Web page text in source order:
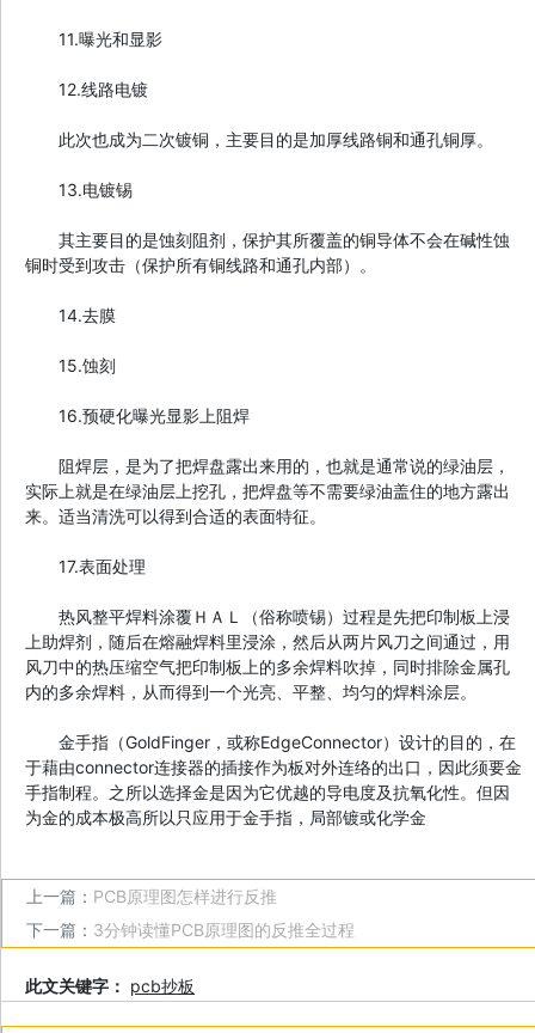
11.曝光和显影
12.线路电镀
此次也成为二次镀铜，主要目的是加厚线路铜和通孔铜厚。
13.电镀锡
其主要目的是蚀刻阻剂，保护其所覆盖的铜导体不会在碱性蚀
铜时受到攻击（保护所有铜线路和通孔内部）。
14.去膜
15.蚀刻
16.预硬化曝光显影上阻焊
阻焊层，是为了把焊盘露出来用的，也就是通常说的绿油层，
实际上就是在绿油层上挖孔，把焊盘等不需要绿油盖住的地方露出
来。适当清洗可以得到合适的表面特征。
17.表面处理
热风整平焊料涂覆ＨＡＬ（俗称喷锡）过程是先把印制板上浸
上助焊剂，随后在熔融焊料里浸涂，然后从两片风刀之间通过，用
风刀中的热压缩空气把印制板上的多余焊料吹掉，同时排除金属孔
内的多余焊料，从而得到一个光亮、平整、均匀的焊料涂层。
金手指（GoldFinger，或称EdgeConnector）设计的目的，在
于藉由connector连接器的插接作为板对外连络的出口，因此须要金
手指制程。之所以选择金是因为它优越的导电度及抗氧化性。但因
为金的成本极高所以只应用于金手指，局部镀或化学金
上一篇： PCB原理图怎样进行反推
下一篇： 3分钟读懂PCB原理图的反推全过程
此文关键字： pcb抄板